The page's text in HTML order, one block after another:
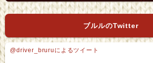
ブルルのTwitter
@driver_bruruによるツイート